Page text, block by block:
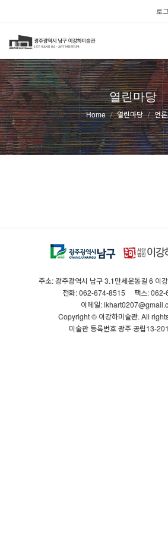
로
열린마당
Home 열린마당 언
주소: 광주광역시 남구 3.1만세운동길 6 이
전화: 062-674-8515
팩스:
이메일:
Copyright © 이강하미술관. All
미술관 등록번호 광주·공립13-